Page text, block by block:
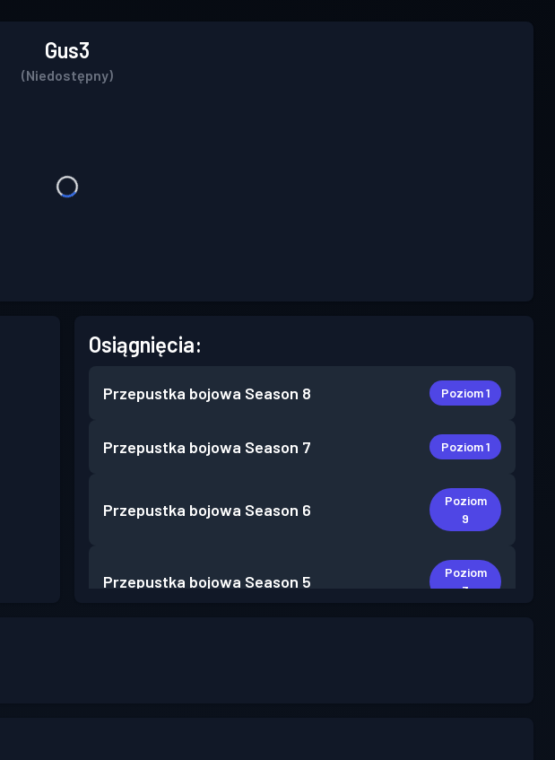
Gus3
(Niedostępny)
Osiągnięcia:
Przepustka bojowa Season 8 Poziom 1
Przepustka bojowa Season 7 Poziom 1
Przepustka bojowa Season 6
Poziom
9
Przepustka bojowa Season 5
Poziom
3